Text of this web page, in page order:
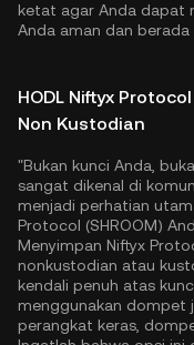
ketat agar Anda dapat
Anda aman dan
HODL Niftyx
Non Kustodian
"Bukan kunci Anda,
sangat dikenal di
menjadi perhatian
Protocol (SHROOM)
Menyimpan Niftyx
nonkustodian atau
kendali penuh atas
menggunakan dompet
perangkat keras,